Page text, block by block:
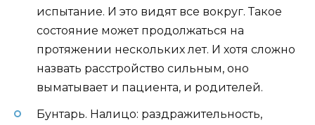
испытание. И это видят все вокруг. Такое
состояние может продолжаться на
протяжении нескольких лет. И хотя сложно
назвать расстройство сильным, оно
выматывает и пациента, и родителей.
Бунтарь. Налицо: раздражительность,